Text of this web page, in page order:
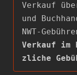
Verkauf
und
Verkauf im
zliche